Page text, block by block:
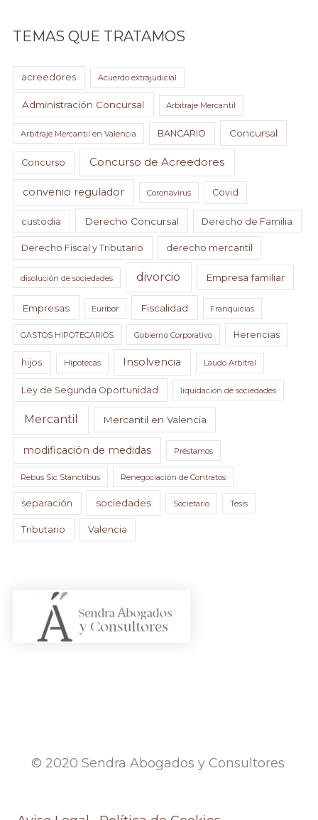
TEMAS QUE TRATAMOS
acreedores Acuerdo extrajudicial
Administración Concursal Arbitraje Mercantil
Arbitraje Mercantil en Valencia BANCARIO Concursal
Concurso Concurso de Acreedores
convenio regulador Coronavirus Covid
custodia Derecho Concursal Derecho de Familia
Derecho Fiscal y Tributario derecho mercantil
disolución de sociedades divorcio Empresa familiar
Empresas Euríbor Fiscalidad Franquicias
GASTOS HIPOTECARIOS Gobierno Corporativo Herencias
hijos Hipotecas Insolvencia Laudo Arbitral
Ley de Segunda Oportunidad liquidación de sociedades
Mercantil Mercantil en Valencia
modificación de medidas Préstamos
Rebus Sic Stanctibus Renegociación de Contratos
separación sociedades Societario Tesis
Tributario Valencia
© 2020 Sendra Abogados y Consultores